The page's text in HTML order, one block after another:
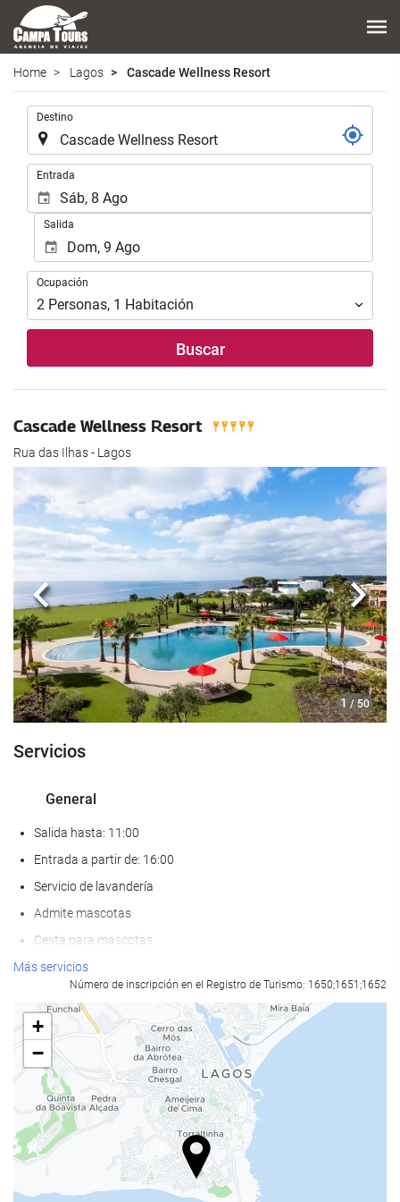
Home Lagos Cascade Wellness Resort
Destino
Entrada
Salida
Ocupación
Ocupación
2 Personas, 1 Habitación
Buscar
Cascade Wellness Resort
Rua das Ilhas - Lagos
1 / 50
Anterior
Servicios
General
Salida hasta: 11:00
Entrada a partir de: 16:00
Servicio de lavandería
Admite mascotas
Cesta para mascotas
Cuenco para mascotas
Calefacción
Ascensor
Adaptado para personas con movilidad reducida
Habitaciones No fumadores
Zona de fumadores
Habitaciones insonorizadas
Más servicios
Número de inscripción en el Registro de Turismo: 1650;1651;1652
+
−